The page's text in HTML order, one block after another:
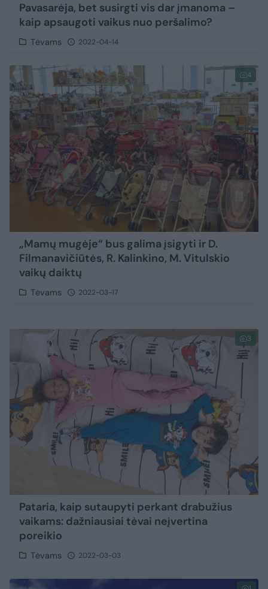
Pavasarėja, bet susirgti vis dar įmanoma –
kaip apsaugoti vaikus nuo peršalimo?
Tėvams 2022-04-14
4
„Mamų mugėje“ bus galima įsigyti ir D.
Filmanavičiūtės, R. Kalinkino, M. Vitulskio
vaikų daiktų
Tėvams 2022-03-17
3
Pataria, kaip sutaupyti perkant drabužius
vaikams: dažniausiai tėvai neįvertina
poreikio
Tėvams 2022-03-03